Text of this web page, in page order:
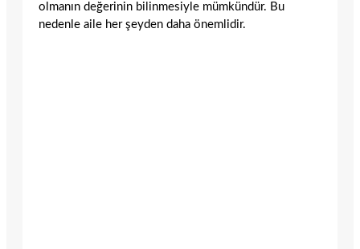
olmanın değerinin bilinmesiyle mümkündür. Bu
nedenle aile her şeyden daha önemlidir.